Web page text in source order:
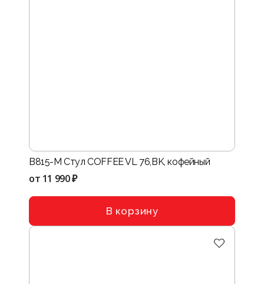
B815-M Стул COFFEE VL 76,BK, кофейный
от 11 990 ₽
В корзину